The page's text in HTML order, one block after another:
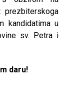
prezbiterskoga
kandidatima u
sv. Petra i
daru!